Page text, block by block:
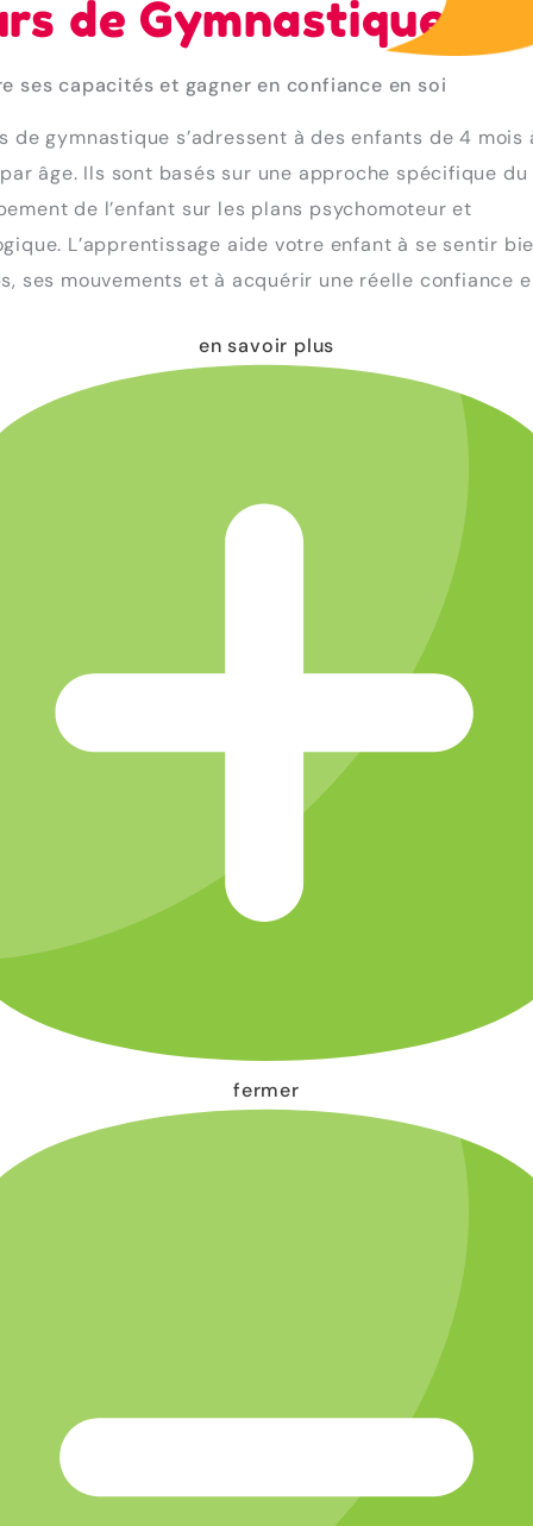
de Gymnastique
ses capacités et gagner en confiance en soi
de gymnastique s’adressent à des enfants de 4 mois
âge. Ils sont basés sur une approche spécifique du
de l’enfant sur les plans psychomoteur et
L’apprentissage aide votre enfant à se sentir
ses mouvements et à acquérir une réelle confiance
en savoir plus
fermer